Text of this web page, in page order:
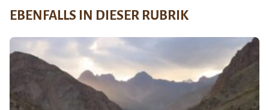
EBENFALLS IN DIESER RUBRIK